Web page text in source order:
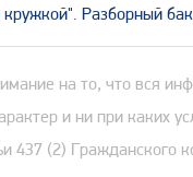
Разборный
на то, что вся
и ни при каких
437 (2) Гражданского